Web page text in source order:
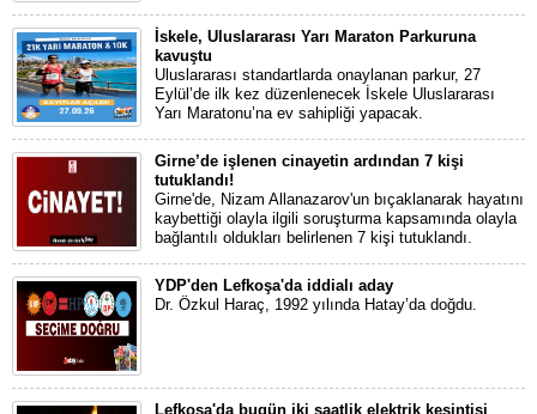
İskele, Uluslararası Yarı Maraton Parkuruna
kavuştu
Uluslararası standartlarda onaylanan parkur, 27
Eylül’de ilk kez düzenlenecek İskele Uluslararası
Yarı Maratonu’na ev sahipliği yapacak.
Girne’de işlenen cinayetin ardından 7 kişi
tutuklandı!
Girne'de, Nizam Allanazarov'un bıçaklanarak hayatını
kaybettiği olayla ilgili soruşturma kapsamında olayla
bağlantılı oldukları belirlenen 7 kişi tutuklandı.
YDP'den Lefkoşa'da iddialı aday
Dr. Özkul Haraç, 1992 yılında Hatay’da doğdu.
Lefkoşa'da bugün iki saatlik elektrik kesintisi